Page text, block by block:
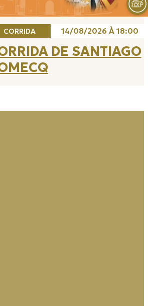
CORRIDA 14/08/2026 À 18:00
DE SANTIAGO